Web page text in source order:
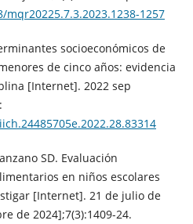
1257
socioeconómicos de
de cinco años: evidencia
[Internet]. 2022 sep
SD. Evaluación
en niños escolares
[Internet]. 21 de julio de
de 2024];7(3):1409-24.